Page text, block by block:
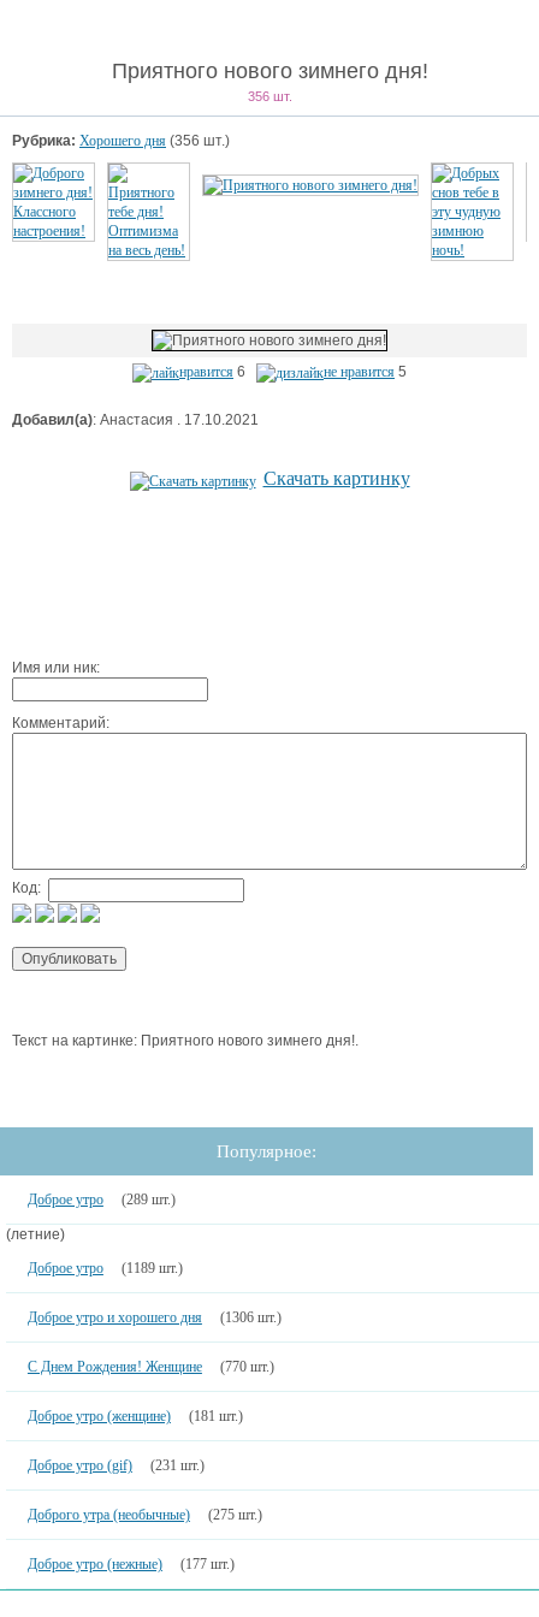
Приятного нового зимнего дня!
356 шт.
Рубрика: Хорошего дня (356 шт.)
нравится 6 не нравится 5
Добавил(а): Анастасия . 17.10.2021
Скачать картинку
Имя или ник:
Комментарий:
Код:
Текст на картинке: Приятного нового зимнего дня!.
Популярное:
Доброе утро (289 шт.)
(летние)
Доброе утро
(1189 шт.)
Доброе утро и хорошего дня (1306 шт.)
С Днем Рождения! Женщине (770 шт.)
Доброе утро (женщине) (181 шт.)
Доброе утро (gif) (231 шт.)
Доброго утра (необычные) (275 шт.)
Доброе утро (нежные) (177 шт.)